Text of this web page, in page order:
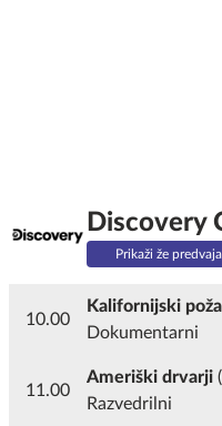
Discovery
Prikaži že
10.00
Kalifornijski
Dokumentarni
11.00
Ameriški drvarji
Razvedrilni